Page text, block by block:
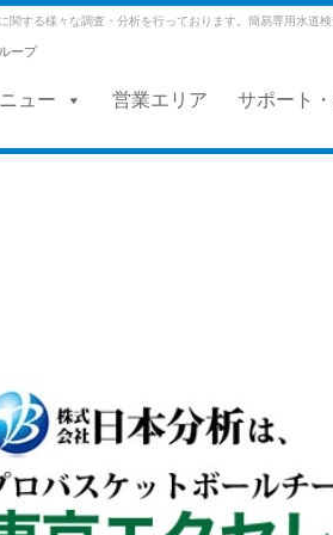
する様々な調査・分析を行っております。簡易専用水道
ープ
ュー 営業エリア サポート